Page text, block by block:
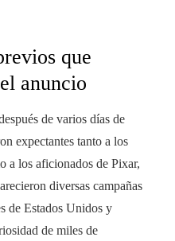
que
anuncio
de varios días de
expectantes tanto a los
a los aficionados de Pixar,
diversas campañas
de Estados Unidos y
de miles de